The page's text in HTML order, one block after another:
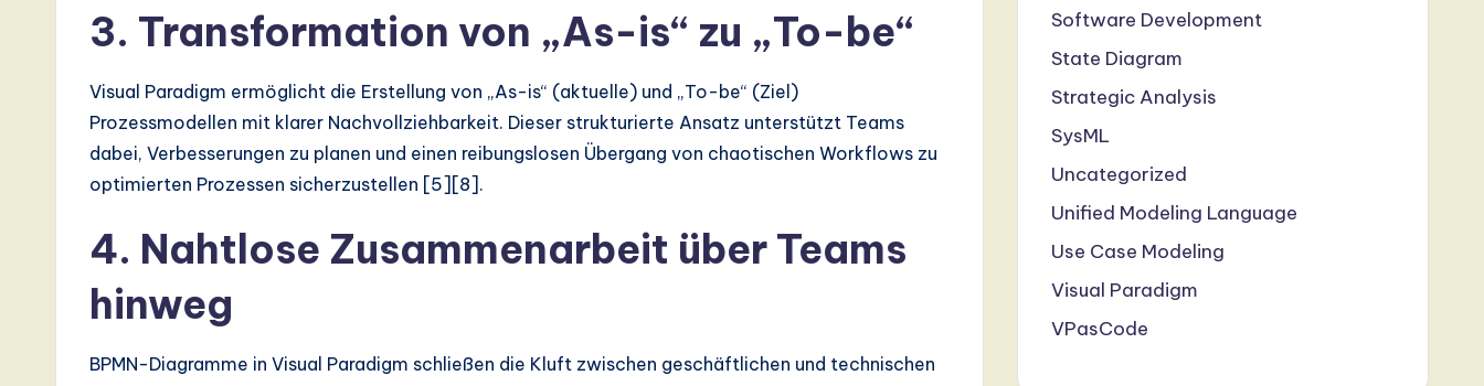
in
3. Transformation von „As-is“ zu „To-be“
Visual Paradigm ermöglicht die Erstellung von „As-is“ (aktuelle) und „To-be“ (Ziel)
Prozessmodellen mit klarer Nachvollziehbarkeit. Dieser strukturierte Ansatz unterstützt Teams
dabei, Verbesserungen zu planen und einen reibungslosen Übergang von chaotischen Workflows zu
optimierten Prozessen sicherzustellen [5][8].
4. Nahtlose Zusammenarbeit über Teams
hinweg
BPMN-Diagramme in Visual Paradigm schließen die Kluft zwischen geschäftlichen und technischen
Software Development
State Diagram
Strategic Analysis
SysML
Uncategorized
Unified Modeling Language
Use Case Modeling
Visual Paradigm
VPasCode